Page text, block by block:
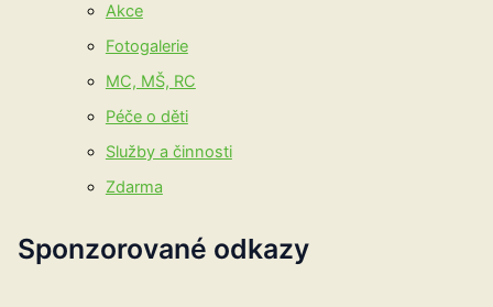
Akce
Fotogalerie
MC, MŠ, RC
Péče o děti
Služby a činnosti
Zdarma
Sponzorované odkazy